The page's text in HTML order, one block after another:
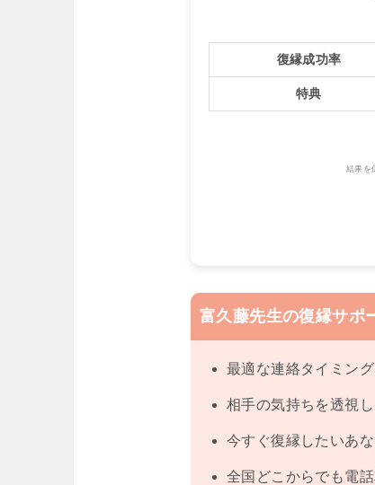
復縁成功率
特典
結果を
富久藤先生の復縁サポ
最適な連絡タイミン
相手の気持ちを透視
今すぐ復縁したいあ
全国どこからでも電